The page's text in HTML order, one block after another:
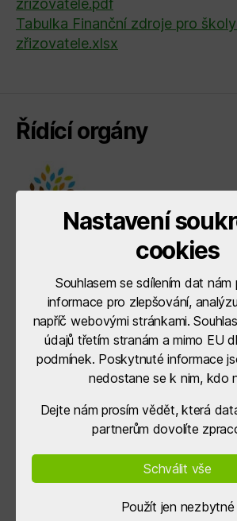
zřizovatele.pdf
Tabulka Finanční zdroje pro
zřizovatele.xlsx
Řídící orgány
Nastavení
cookies
Souhlasem se sdílením dat
informace pro zlepšování,
napříč webovými stránkami.
údajů třetím stranám a mimo EU
podmínek. Poskytnuté informace
nedostane se k nim, kdo
Dejte nám prosím vědět, která
partnerům dovolíte
Schválit vše
Použít jen nezbytné